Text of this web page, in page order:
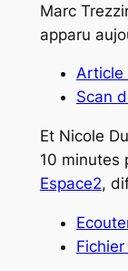
Marc
apparu
Article
Scan
Et Nicole
10 minutes
Espace2,